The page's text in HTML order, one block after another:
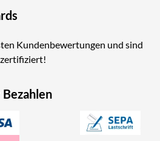
Kundenbewertungen und sind